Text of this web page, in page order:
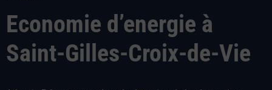
Economie d’energie à
Saint-Gilles-Croix-de-Vie